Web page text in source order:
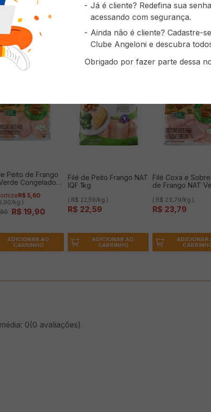
Peito de Frango
Congelado
R$ 5,60
kg )
50 R$ 19,90
ADICIONAR AO
CARRINHO
Filé de Peito Frango NAT
IQF 1kg
( R$ 22,59/kg )
R$ 22,59
ADICIONAR AO
CARRINHO
Filé Coxa e
de Frango NAT
( R$ 23,79/kg )
R$ 23,79
ADICIONAR
0(0 avaliações)
Já é cliente? Redefina sua
acessando com segurança.
Ainda não é cliente? Cadastre-
Clube Angeloni e descubra
Obrigado por fazer parte dessa